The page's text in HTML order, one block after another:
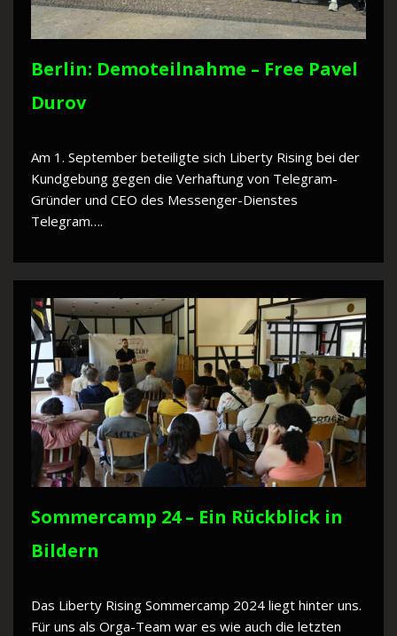
Berlin: Demoteilnahme – Free Pavel
Durov
Am 1. September beteiligte sich Liberty Rising bei der
Kundgebung gegen die Verhaftung von Telegram-
Gründer und CEO des Messenger-Dienstes
Telegram….
Sommercamp 24 – Ein Rückblick in
Bildern
Das Liberty Rising Sommercamp 2024 liegt hinter uns.
Für uns als Orga-Team war es wie auch die letzten